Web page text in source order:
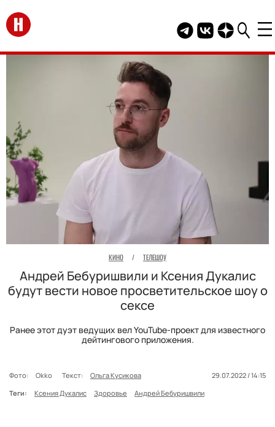
Перейти на главную
Telegram канал
Группа HELLO
Канал
КИНО / ТЕЛЕШОУ
Андрей Бебуришвили и Ксения Дукалис
будут вести новое просветительское шоу о
сексе
Ранее этот дуэт ведущих вел YouTube-проект для известного
дейтингового приложения.
Фото: Okko Текст: Ольга Кусикова
29.07.2022 / 14:15
Теги:
Ксения Дукалис Здоровье Андрей Бебуришвили